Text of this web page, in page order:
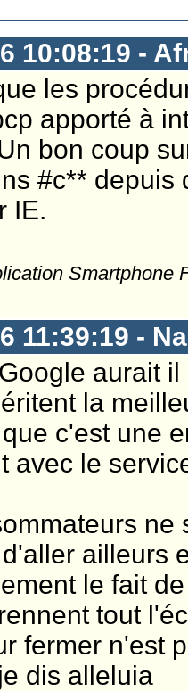
10:08:19 -
les
apporté à
bon coup
#c** depuis
IE.
Smartphone
11:39:19 -
aurait
la
c'est une
avec le
ne
ailleurs
le fait
tout
fermer n'est
dis alleluia